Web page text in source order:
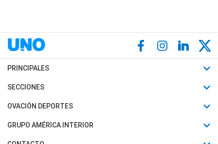
PRINCIPALES
Últimas Noticias
Política
SECCIONES
Horóscopo
Motores
OVACIÓN DEPORTES
Fútbol
Mundial
GRUPO AMÉRICA INTERIOR